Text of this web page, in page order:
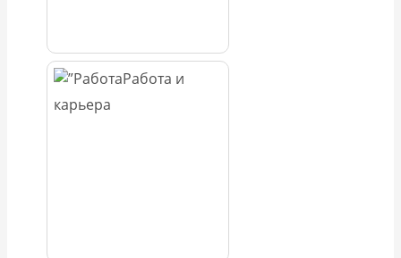
Работа и
карьера